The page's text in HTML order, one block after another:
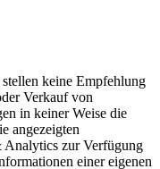
keine Empfehlung
Verkauf von
in keiner Weise die
angezeigten
zur Verfügung
einer eigenen